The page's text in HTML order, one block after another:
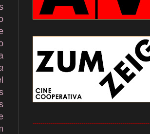
------------------------------------------------------------